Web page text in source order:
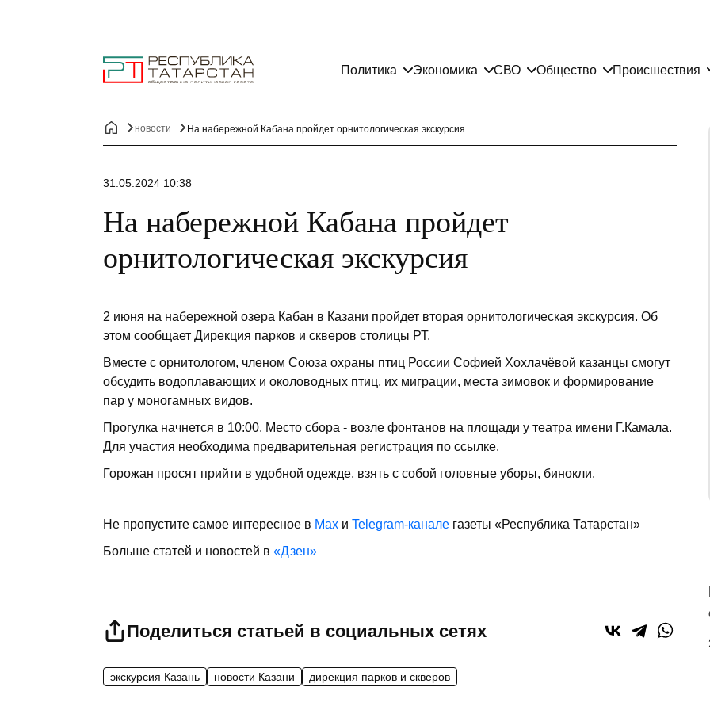
Политика Экономика СВО Общество Происшествия
новости На набережной Кабана пройдет орнитологическая экскурсия
31.05.2024 10:38
На набережной Кабана пройдет
орнитологическая экскурсия
2 июня на набережной озера Кабан в Казани пройдет вторая орнитологическая экскурсия. Об
этом сообщает Дирекция парков и скверов столицы РТ.
Вместе с орнитологом, членом Союза охраны птиц России Софией Хохлачёвой казанцы смогут
обсудить водоплавающих и околоводных птиц, их миграции, места зимовок и формирование
пар у моногамных видов.
Прогулка начнется в 10:00. Место сбора - возле фонтанов на площади у театра имени Г.Камала.
Для участия необходима предварительная регистрация по ссылке.
Горожан просят прийти в удобной одежде, взять с собой головные уборы, бинокли.
Не пропустите самое интересное в Max и Telegram-канале газеты «Республика Татарстан»
Больше статей и новостей в «Дзен»
Поделиться статьей в социальных сетях
экскурсия Казань новости Казани дирекция парков и скверов